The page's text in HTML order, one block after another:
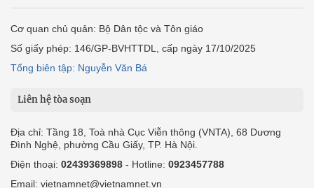
Cơ quan chủ quản: Bộ Dân tộc và Tôn giáo
Số giấy phép: 146/GP-BVHTTDL, cấp ngày 17/10/2025
Tổng biên tập: Nguyễn Văn Bá
Liên hệ tòa soạn
Địa chỉ: Tầng 18, Toà nhà Cục Viễn thông (VNTA), 68 Dương
Đình Nghệ, phường Cầu Giấy, TP. Hà Nội.
Điện thoại: 02439369898 - Hotline: 0923457788
Email: vietnamnet@vietnamnet.vn